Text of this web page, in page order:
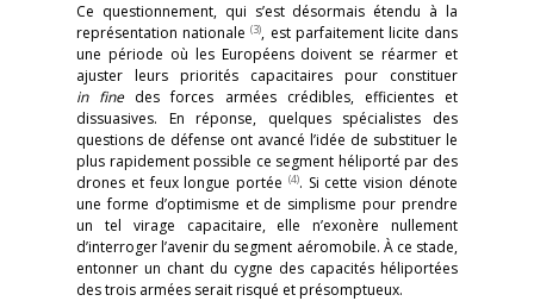
Ce questionnement, qui s’est désormais étendu à la
représentation nationale(3), est parfaitement licite dans
une période où les Européens doivent se réarmer et
ajuster leurs priorités capacitaires pour constituer
in fine des forces armées crédibles, efficientes et
dissuasives. En réponse, quelques spécialistes des
questions de défense ont avancé l’idée de substituer le
plus rapidement possible ce segment héliporté par des
drones et feux longue portée (4). Si cette vision dénote
une forme d’optimisme et de simplisme pour prendre
un tel virage capacitaire, elle n’exonère nullement
d’interroger l’avenir du segment aéromobile. À ce stade,
entonner un chant du cygne des capacités héliportées
des trois armées serait risqué et présomptueux.